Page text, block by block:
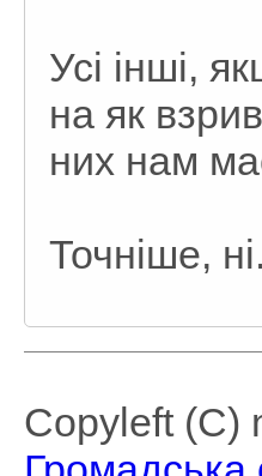
Усі інші,
на як
них нам
Точніше,
Copyleft (C)